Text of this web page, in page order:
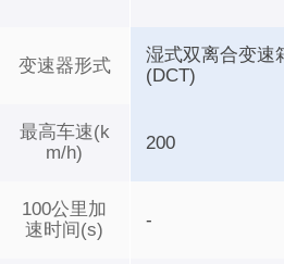
变速器形式
最高车速(k
m/h)
100公里加
速时间(s)
湿式双离合变速
(DCT)
200
-